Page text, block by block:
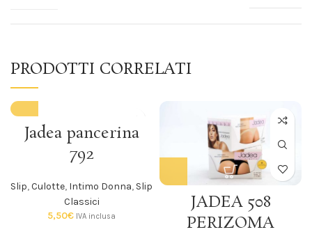
PRODOTTI CORRELATI
Jadea pancerina
792
Slip,Culotte, Intimo Donna, Slip
Classici
5,50€ IVA inclusa
JADEA 508
PERIZOMA